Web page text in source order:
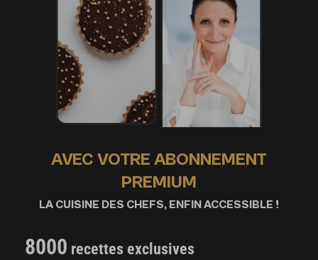
AVEC VOTRE ABONNEMENT
PREMIUM
LA CUISINE DES CHEFS, ENFIN ACCESSIBLE !
8000 recettes exclusives